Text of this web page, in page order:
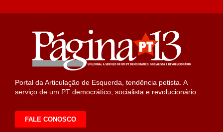
Portal da Articulação de Esquerda, tendência petista. A
serviço de um PT democrático, socialista e revolucionário.
FALE CONOSCO